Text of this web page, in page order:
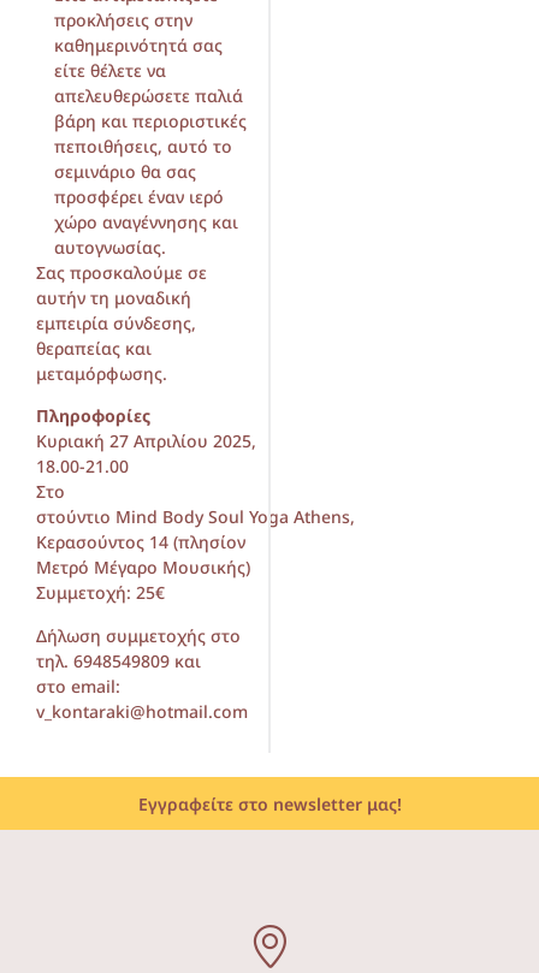
προκλήσεις στην
καθημερινότητά σας
είτε θέλετε να
απελευθερώσετε παλιά
βάρη και περιοριστικές
πεποιθήσεις, αυτό το
σεμινάριο θα σας
προσφέρει έναν ιερό
χώρο αναγέννησης και
αυτογνωσίας.
Σας προσκαλούμε σε
αυτήν τη μοναδική
εμπειρία σύνδεσης,
θεραπείας και
μεταμόρφωσης.
Πληροφορίες
Κυριακή 27 Απριλίου 2025,
18.00-21.00
Στο
στούντιο Mind Body Soul Yoga Athens,
Κερασούντος 14 (πλησίον
Μετρό Μέγαρο Μουσικής)
Συμμετοχή: 25€
Δήλωση συμμετοχής στο
τηλ. 6948549809 και
στο email:
v_kontaraki@hotmail.com
Εγγραφείτε στο newsletter μας!